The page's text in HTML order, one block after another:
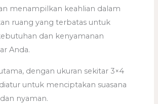
menampilkan keahlian dalam
ruang yang terbatas untuk
dan kenyamanan
Anda.
dengan ukuran sekitar 3×4
untuk menciptakan suasana
nyaman.